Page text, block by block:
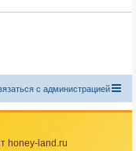
с администрацией
honey-land.ru